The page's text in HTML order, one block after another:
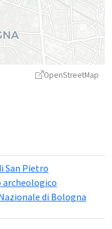
contributors ©
OpenStreetMap
San Pietro
archeologico
di Bologna